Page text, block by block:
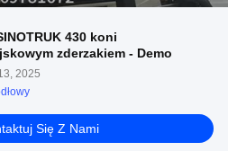
430 koni
zderzakiem - Demo
2025
Się Z Nami